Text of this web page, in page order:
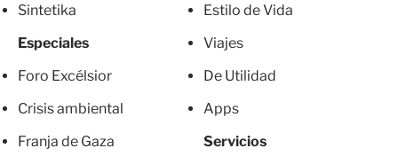
Sintetika
Especiales
Foro Excélsior
Crisis ambiental
Franja de Gaza
Estilo de Vida
Viajes
De Utilidad
Apps
Servicios